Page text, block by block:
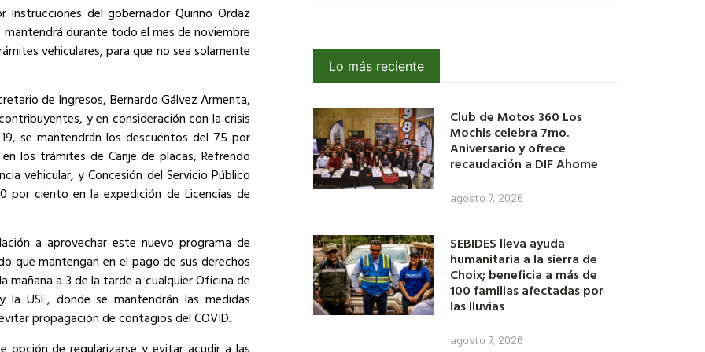
del gobernador Quirino Ordaz
durante todo el mes de noviembre
vehiculares, para que no sea solamente
de Ingresos, Bernardo Gálvez Armenta,
y en consideración con la crisis
se mantendrán los descuentos del 75 por
los trámites de Canje de placas, Refrendo
vehicular, y Concesión del Servicio Público
por ciento en la expedición de Licencias de
a aprovechar este nuevo programa de
que mantengan en el pago de sus derechos
mañana a 3 de la tarde a cualquier Oficina de
USE, donde se mantendrán las medidas
propagación de contagios del COVID.
opción de regularizarse y evitar acudir a las
Lo más reciente
Club de Motos 360 Los
Mochis celebra 7mo.
Aniversario y ofrece
recaudación a DIF Ahome
agosto 7, 2026
SEBIDES lleva ayuda
humanitaria a la sierra de
Choix; beneficia a más de
100 familias afectadas por
las lluvias
agosto 7, 2026